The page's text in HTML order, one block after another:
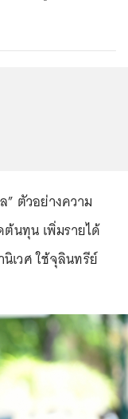
” ตัวอย่างความ
นทุน เพิ่มรายได้
เวศ ใช้จุลินทรีย์